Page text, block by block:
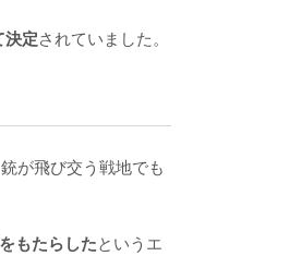
決定されていました。
が飛び交う戦地でも
もたらしたというエ